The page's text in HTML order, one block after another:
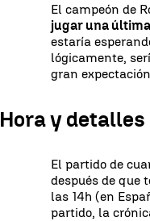
El campeón de
jugar una
estaría
lógicamente,
gran
Hora y
El partido de
después de que
las 14h (en
partido, la